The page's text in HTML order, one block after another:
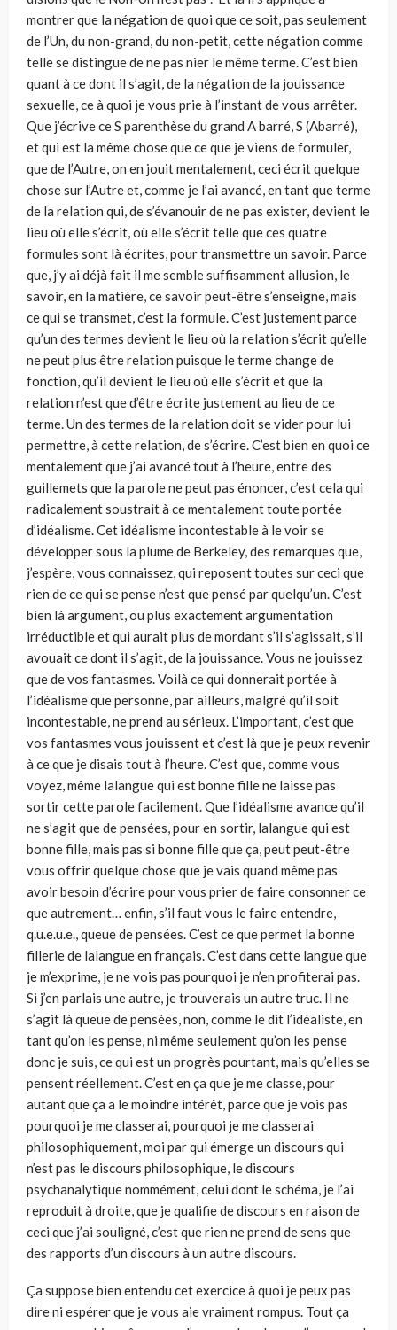
montrer que la négation de quoi que ce soit, pas seulement
de l’Un, du non-grand, du non-petit, cette négation comme
telle se distingue de ne pas nier le même terme. C’est bien
quant à ce dont il s’agit, de la négation de la jouissance
sexuelle, ce à quoi je vous prie à l’instant de vous arrêter.
Que j’écrive ce S parenthèse du grand A barré, S (Abarré),
et qui est la même chose que ce que je viens de formuler,
que de l’Autre, on en jouit mentalement, ceci écrit quelque
chose sur l’Autre et, comme je l’ai avancé, en tant que terme
de la relation qui, de s’évanouir de ne pas exister, devient le
lieu où elle s’écrit, où elle s’écrit telle que ces quatre
formules sont là écrites, pour transmettre un savoir. Parce
que, j’y ai déjà fait il me semble suffisamment allusion, le
savoir, en la matière, ce savoir peut-être s’enseigne, mais
ce qui se transmet, c’est la formule. C’est justement parce
qu’un des termes devient le lieu où la relation s’écrit qu’elle
ne peut plus être relation puisque le terme change de
fonction, qu’il devient le lieu où elle s’écrit et que la
relation n’est que d’être écrite justement au lieu de ce
terme. Un des termes de la relation doit se vider pour lui
permettre, à cette relation, de s’écrire. C’est bien en quoi ce
mentalement que j’ai avancé tout à l’heure, entre des
guillemets que la parole ne peut pas énoncer, c’est cela qui
radicalement soustrait à ce mentalement toute portée
d’idéalisme. Cet idéalisme incontestable à le voir se
développer sous la plume de Berkeley, des remarques que,
j’espère, vous connaissez, qui reposent toutes sur ceci que
rien de ce qui se pense n’est que pensé par quelqu’un. C’est
bien là argument, ou plus exactement argumentation
irréductible et qui aurait plus de mordant s’il s’agissait, s’il
avouait ce dont il s’agit, de la jouissance. Vous ne jouissez
que de vos fantasmes. Voilà ce qui donnerait portée à
l’idéalisme que personne, par ailleurs, malgré qu’il soit
incontestable, ne prend au sérieux. L’important, c’est que
vos fantasmes vous jouissent et c’est là que je peux revenir
à ce que je disais tout à l’heure. C’est que, comme vous
voyez, même lalangue qui est bonne fille ne laisse pas
sortir cette parole facilement. Que l’idéalisme avance qu’il
ne s’agit que de pensées, pour en sortir, lalangue qui est
bonne fille, mais pas si bonne fille que ça, peut peut-être
vous offrir quelque chose que je vais quand même pas
avoir besoin d’écrire pour vous prier de faire consonner ce
que autrement… enfin, s’il faut vous le faire entendre,
q.u.e.u.e., queue de pensées. C’est ce que permet la bonne
fillerie de lalangue en français. C’est dans cette langue que
je m’exprime, je ne vois pas pourquoi je n’en profiterai pas.
Si j’en parlais une autre, je trouverais un autre truc. Il ne
s’agit là queue de pensées, non, comme le dit l’idéaliste, en
tant qu’on les pense, ni même seulement qu’on les pense
donc je suis, ce qui est un progrès pourtant, mais qu’elles se
pensent réellement. C’est en ça que je me classe, pour
autant que ça a le moindre intérêt, parce que je vois pas
pourquoi je me classerai, pourquoi je me classerai
philosophiquement, moi par qui émerge un discours qui
n’est pas le discours philosophique, le discours
psychanalytique nommément, celui dont le schéma, je l’ai
reproduit à droite, que je qualifie de discours en raison de
ceci que j’ai souligné, c’est que rien ne prend de sens que
des rapports d’un discours à un autre discours.
Ça suppose bien entendu cet exercice à quoi je peux pas
dire ni espérer que je vous aie vraiment rompus. Tout ça